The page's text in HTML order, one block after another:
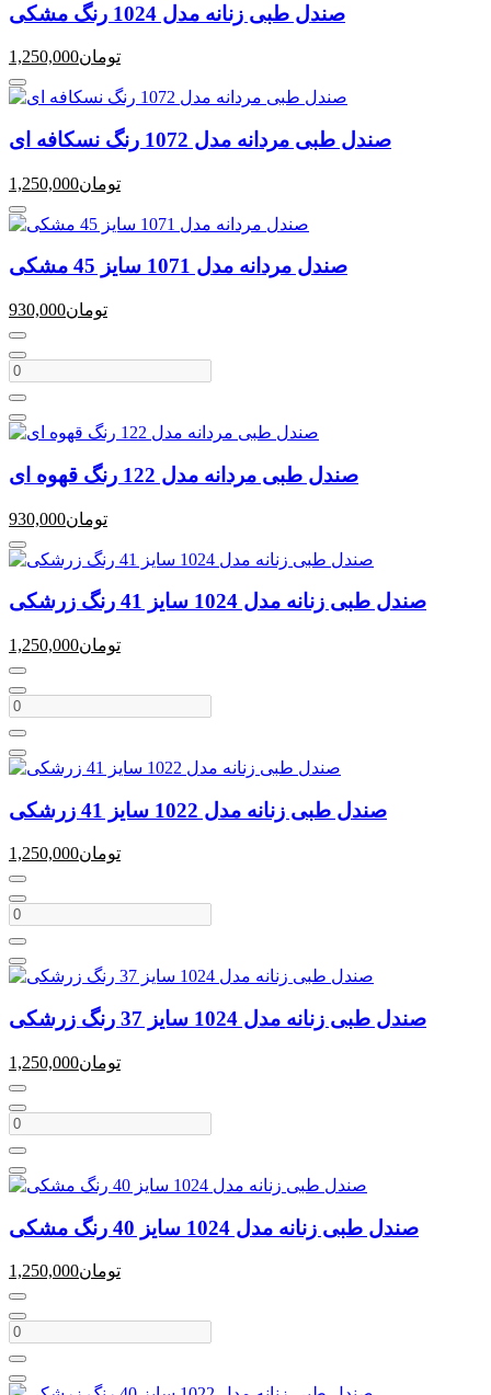
صندل طبی زنانه مدل 1024 رنگ مشکی
1,250,000تومان
صندل طبی مردانه مدل 1072 رنگ نسکافه ای
1,250,000تومان
صندل مردانه مدل 1071 سایز 45 مشکی
930,000تومان
صندل طبی مردانه مدل 122 رنگ قهوه ای
930,000تومان
صندل طبی زنانه مدل 1024 سایز 41 رنگ زرشکی
1,250,000تومان
صندل طبی زنانه مدل 1022 سایز 41 زرشکی
1,250,000تومان
صندل طبی زنانه مدل 1024 سایز 37 رنگ زرشکی
1,250,000تومان
صندل طبی زنانه مدل 1024 سایز 40 رنگ مشکی
1,250,000تومان